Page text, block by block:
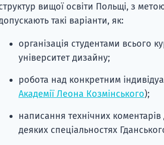
вищої освіти Польщі, з
такі варіанти, як:
організація студентами всього
університет дизайну;
робота над конкретним
Академії Леона Козмінського);
написання технічних
деяких спеціальностях